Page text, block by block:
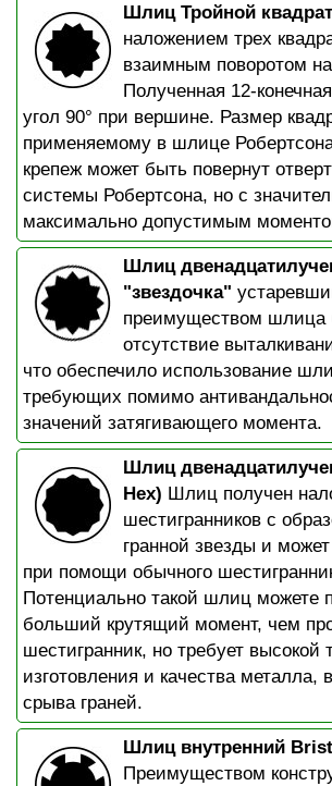
Шлиц Тройной
наложением трех
взаимным поворотом
Полученная 12-
угол 90° при вершине. Размер
применяемому в шлице
крепеж может быть повернут
системы Робертсона, но с
максимально допустимым
Шлиц
"звездочка"
преимуществом шлица
отсутствие
что обеспечило использование
требующих помимо
значений затягивающего момента.
Шлиц
Hex) Шлиц получен
шестигранников с
гранной звезды и
при помощи обычного
Потенциально такой шлиц можете
больший крутящий момент, чем
шестигранник, но требует высокой
изготовления и качества металла,
срыва граней.
Шлиц внутренний
Преимуществом